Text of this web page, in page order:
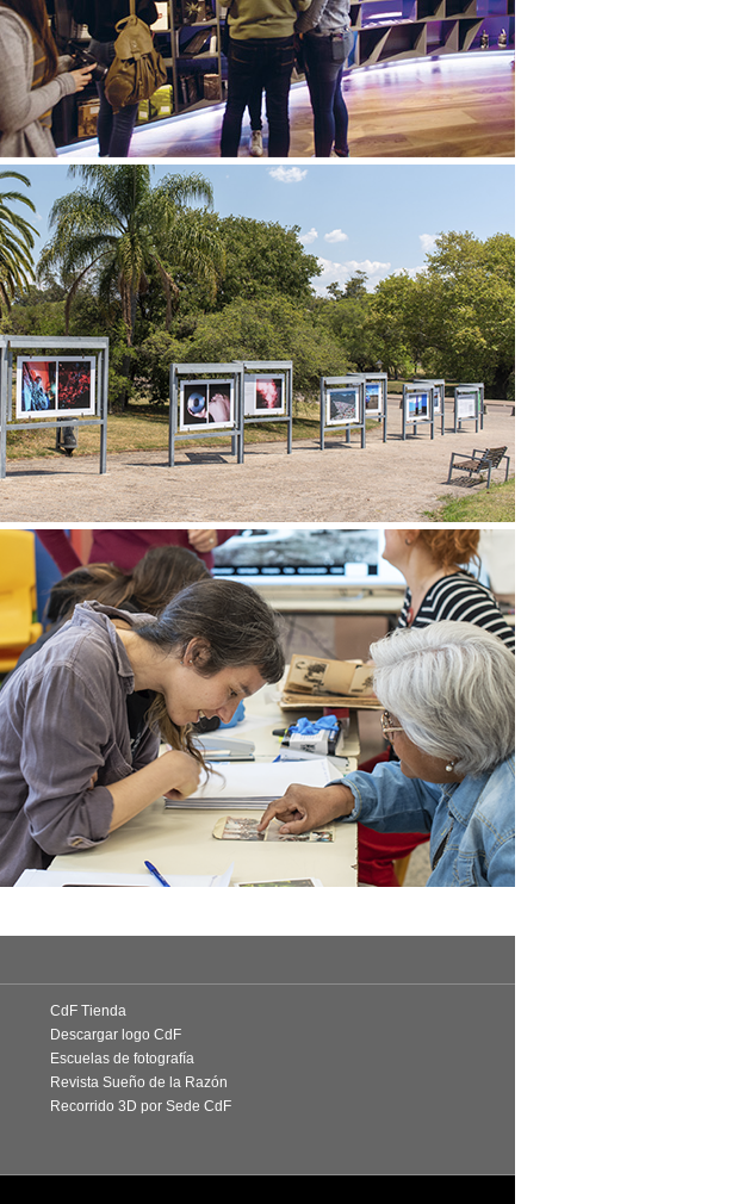
CdF Tienda
Descargar logo CdF
Escuelas de fotografía
Revista Sueño de la Razón
Recorrido 3D por Sede CdF